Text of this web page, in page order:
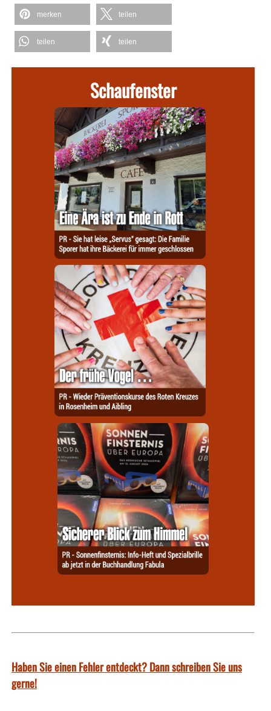
merken teilen
teilen teilen
Schaufenster
Haben Sie einen Fehler entdeckt? Dann schreiben Sie uns
gerne!